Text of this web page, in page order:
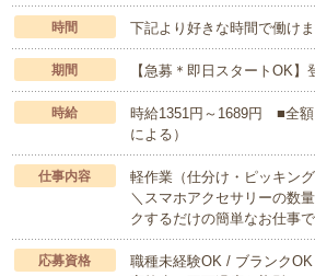
時間 下記より好きな時間で働け
期間 【急募＊即日スタートOK
時給
時給1351円～1689円 ■全
による）
仕事内容
軽作業（仕分け・ピッキン
＼スマホアクセサリーの数
クするだけの簡単なお仕事
応募資格
職種未経験OK / ブランク